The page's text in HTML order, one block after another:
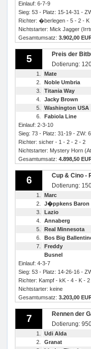
Einlauf: 6-7-9
Sieg: 53 - Platz: 15-14-31 -
Richter: �berlegen - 5 - 2 - K
Nichtstarter: Mick Jagger
Gesamtumsatz: 3.902,00
5
Preis der
Dotierung:
1. Mate
2.
Noble Umbria
3.
Titania Way
4.
Jacky Brown
5.
Washington USA
6.
Fabiola Line
Einlauf: 2-3-10
Sieg: 73 - Platz: 31-19 - ZW:
Richter: sicher - 1 - 2 - 2 - 2
Nichtstarter: Mystery Horn
Gesamtumsatz: 4.898,50
6
Cup & Cino
Dotierung:
1. Marc
2.
J�ppkens Baron
3.
Lazio
4.
Annaberg
5.
Real Minnesota
6.
Bos Big
7.
Freddy
Busnel
Einlauf: 4-3-7
Sieg: 53 - Platz: 14-26-16 -
Richter: Kampf - kK - 4 - K - 2
Nichtstarter: keine
Gesamtumsatz: 3.203,00
7
Rennen der
Dotierung:
1. Udi Alda
2.
Granat